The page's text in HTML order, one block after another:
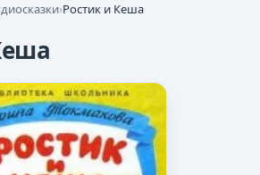
›Ростик и Кеша